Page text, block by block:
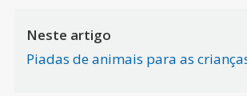
Neste artigo
Piadas de animais para as